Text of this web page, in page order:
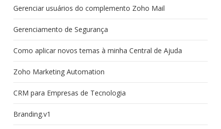
Gerenciar usuários do complemento Zoho Mail
Gerenciamento de Segurança
Como aplicar novos temas à minha Central de Ajuda
Zoho Marketing Automation
CRM para Empresas de Tecnologia
Branding.v1